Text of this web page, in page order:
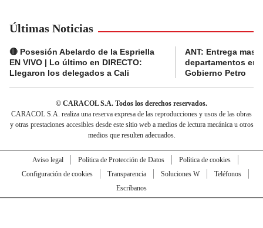
Últimas Noticias
🔴 Posesión Abelardo de la Espriella
EN VIVO | Lo último en DIRECTO:
Llegaron los delegados a Cali
ANT: Entrega
departamentos en
Gobierno Petro
© CARACOL S.A. Todos los derechos reservados.
CARACOL S.A. realiza una reserva expresa de las reproducciones y usos de las obras
y otras prestaciones accesibles desde este sitio web a medios de lectura mecánica u otros
medios que resulten adecuados.
Aviso legal Política de Protección de Datos
Política de cookies
Configuración de cookies
Transparencia Soluciones W
Teléfonos
Escríbanos